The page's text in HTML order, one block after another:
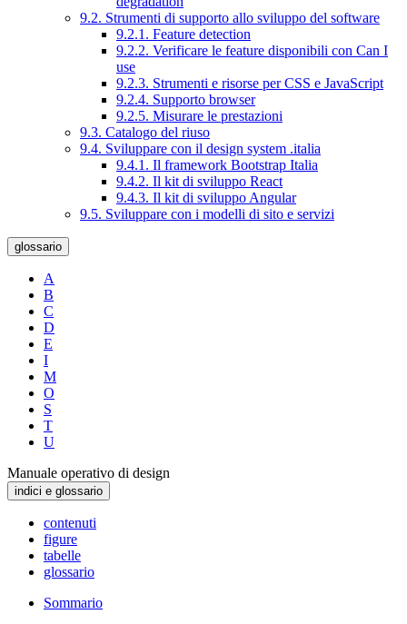
9.2. Strumenti di supporto allo sviluppo del software
9.2.1. Feature detection
9.2.2. Verificare le feature disponibili con Can I
use
9.2.3. Strumenti e risorse per CSS e JavaScript
9.2.4. Supporto browser
9.2.5. Misurare le prestazioni
9.3. Catalogo del riuso
9.4. Sviluppare con il design system .italia
9.4.1. Il framework Bootstrap Italia
9.4.2. Il kit di sviluppo React
9.4.3. Il kit di sviluppo Angular
9.5. Sviluppare con i modelli di sito e servizi
glossario
A
B
C
D
E
I
M
O
S
T
U
Manuale operativo di design
indici e glossario
contenuti
figure
tabelle
glossario
Sommario